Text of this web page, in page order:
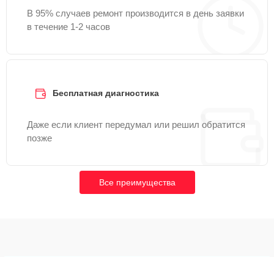
В 95% случаев ремонт производится в день заявки
в течение 1-2 часов
Бесплатная диагностика
Даже если клиент передумал или решил обратится
позже
Все преимущества